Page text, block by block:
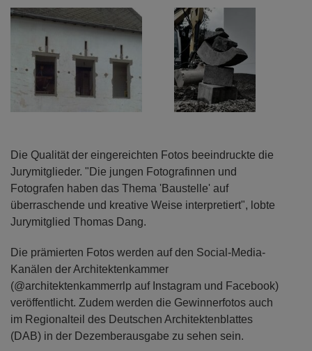
Die Qualität der eingereichten Fotos beeindruckte die
Jurymitglieder. "Die jungen Fotografinnen und
Fotografen haben das Thema 'Baustelle' auf
überraschende und kreative Weise interpretiert", lobte
Jurymitglied Thomas Dang.
Die prämierten Fotos werden auf den Social-Media-
Kanälen der Architektenkammer
(@architektenkammerrlp auf Instagram und Facebook)
veröffentlicht. Zudem werden die Gewinnerfotos auch
im Regionalteil des Deutschen Architektenblattes
(DAB) in der Dezemberausgabe zu sehen sein.